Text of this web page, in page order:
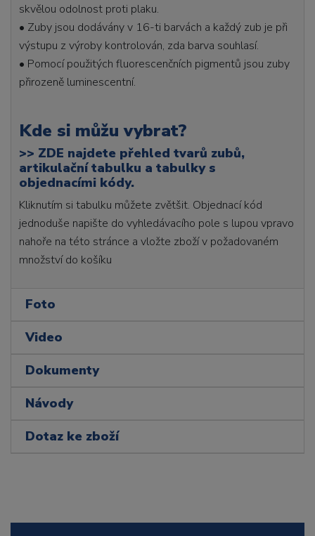
skvělou odolnost proti plaku.
• Zuby jsou dodávány v 16-ti barvách a každý zub je při
výstupu z výroby kontrolován, zda barva souhlasí.
• Pomocí použitých fluorescenčních pigmentů jsou zuby
přirozeně luminescentní.
Kde si můžu vybrat?
>> ZDE najdete přehled tvarů zubů,
artikulační tabulku a tabulky s
objednacími kódy.
Kliknutím si tabulku můžete zvětšit. Objednací kód
jednoduše napište do vyhledávacího pole s lupou vpravo
nahoře na této stránce a vložte zboží v požadovaném
množství do košíku
Foto
Video
Dokumenty
Návody
Dotaz ke zboží